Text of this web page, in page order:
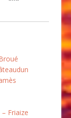
– Friaize